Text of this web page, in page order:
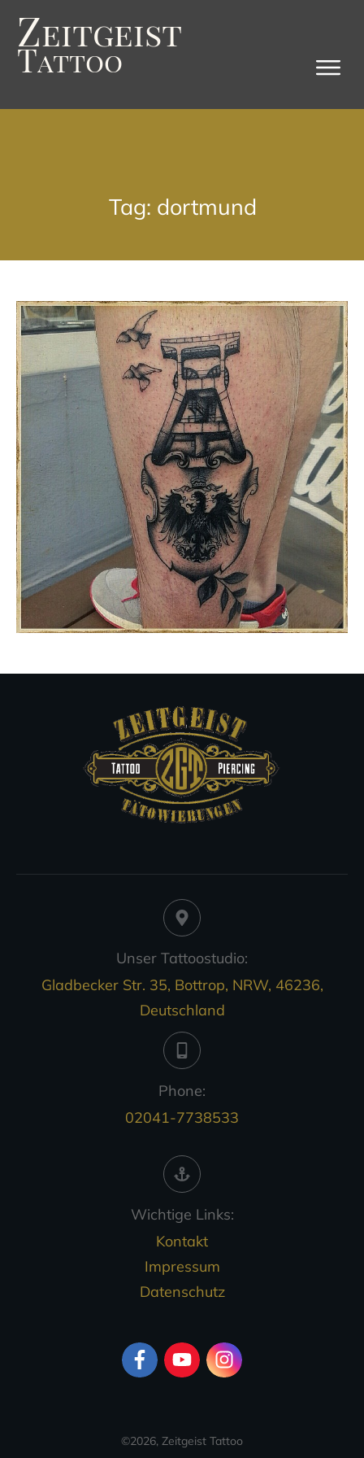
Zeitgeist
Tattoo
Tag: dortmund
Unser Tattoostudio:
Gladbecker Str. 35, Bottrop, NRW, 46236,
Deutschland
Phone:
02041-7738533
Wichtige Links:
Kontakt
Impressum
Datenschutz
©2026, Zeitgeist Tattoo